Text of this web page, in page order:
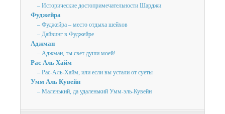
– Исторические достопримечательности Шарджи
Фуджейра
– Фуджейра – место отдыха шейхов
– Дайвинг в Фуджейре
Аджман
– Аджман, ты свет души моей!
Рас Аль Хайм
– Рас-Аль-Хайм, или если вы устали от суеты
Умм Аль Кувейн
– Маленький, да удаленький Умм-эль-Кувейн